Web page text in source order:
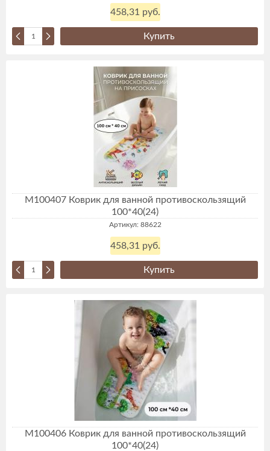
458,31 руб.
Купить
М100407 Коврик для ванной противоскользящий
100*40(24)
Артикул: 88622
458,31 руб.
Купить
М100406 Коврик для ванной противоскользящий
100*40(24)